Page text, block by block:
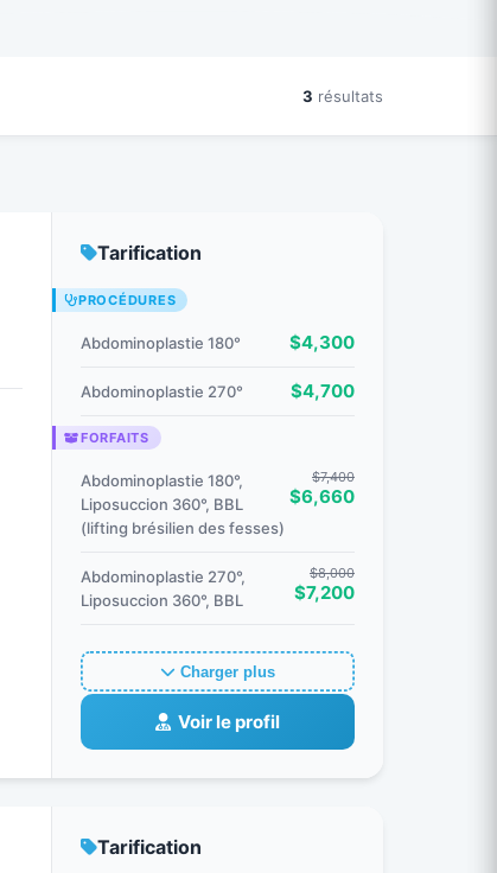
3 résultats
Tarification
PROCÉDURES
Abdominoplastie 180° $4,300
Abdominoplastie 270° $4,700
FORFAITS
Abdominoplastie 180°,
Liposuccion 360°, BBL
(lifting brésilien des fesses)
$7,400
$6,660
Abdominoplastie 270°,
Liposuccion 360°, BBL
$8,000
$7,200
Charger plus
Voir le profil
Tarification